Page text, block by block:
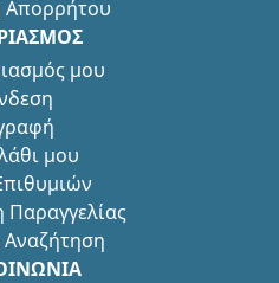
Απορρήτου
μου
μου
Παραγγελίας